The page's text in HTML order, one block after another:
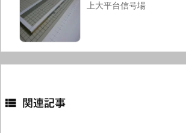
上大平台信号場
 関連記事